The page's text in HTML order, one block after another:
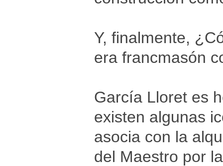
Y, finalmente,
era francmasón
García Lloret es
existen algunas
asocia con la
del Maestro por